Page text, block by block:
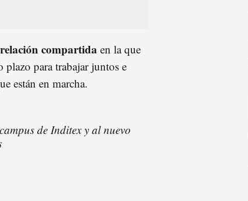
relación compartida en la que
para trabajar juntos e
están en marcha.
de Inditex y al nuevo